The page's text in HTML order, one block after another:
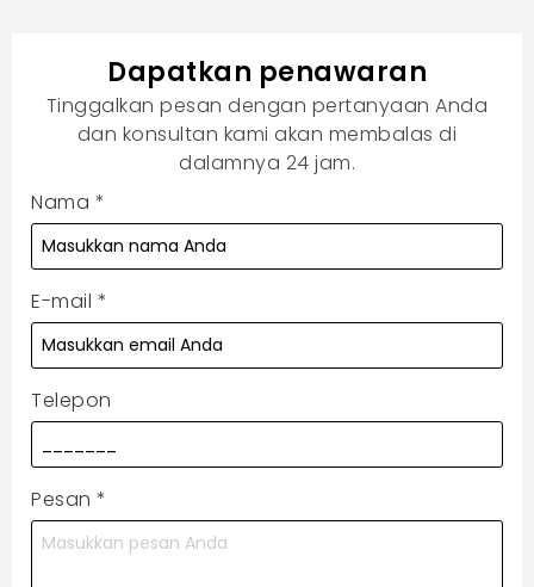
Dapatkan penawaran
Tinggalkan pesan dengan pertanyaan Anda
dan konsultan kami akan membalas di
dalamnya 24 jam.
Nama *
E-mail *
Telepon
Pesan *